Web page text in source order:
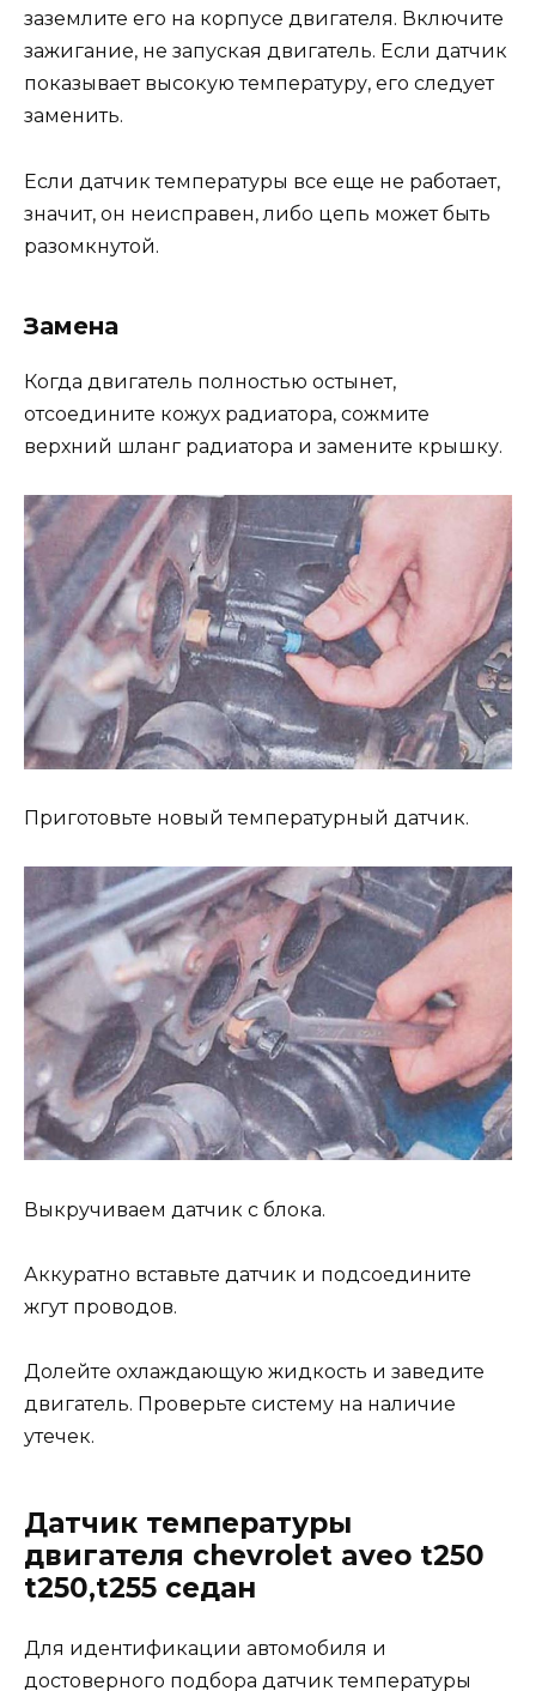
заземлите его на корпусе двигателя. Включите
зажигание, не запуская двигатель. Если датчик
показывает высокую температуру, его следует
заменить.
Если датчик температуры все еще не работает,
значит, он неисправен, либо цепь может быть
разомкнутой.
Замена
Когда двигатель полностью остынет,
отсоедините кожух радиатора, сожмите
верхний шланг радиатора и замените крышку.
Приготовьте новый температурный датчик.
Выкручиваем датчик с блока.
Аккуратно вставьте датчик и подсоедините
жгут проводов.
Долейте охлаждающую жидкость и заведите
двигатель. Проверьте систему на наличие
утечек.
Датчик температуры
двигателя chevrolet aveo t250
t250,t255 седан
Для идентификации автомобиля и
достоверного подбора датчик температуры